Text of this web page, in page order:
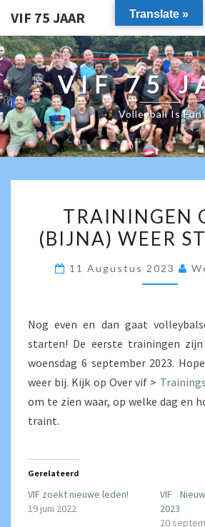
VIF 75 JAAR
VIF 75
Volleyball Is Fun
GAAN
TRAININGEN
(BIJNA) WEER
11 Augustus 2023
Nog even en dan gaat
starten! De eerste trainingen
woensdag 6 september 2023.
weer bij. Kijk op Over vif >
om te zien waar, op welke dag en
traint.
Gerelateerd
VIF zoekt nieuwe leden!
19 juni 2022
VIF
2023
20
Translate »